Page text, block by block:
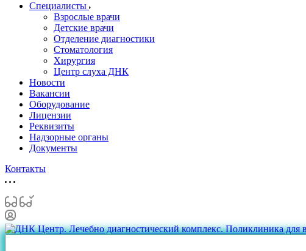
Специалисты
Взрослые врачи
Детские врачи
Отделение диагностики
Стоматология
Хирургия
Центр слуха ДНК
Новости
Вакансии
Оборудование
Лицензии
Реквизиты
Надзорные органы
Документы
Контакты